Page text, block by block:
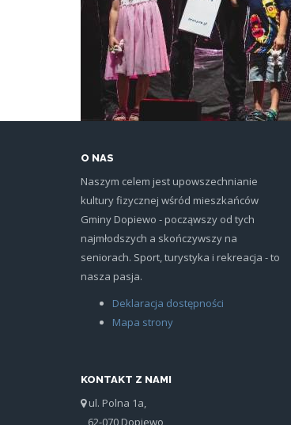
O NAS
Naszym celem jest upowszechnianie
kultury fizycznej wśród mieszkańców
Gminy Dopiewo - począwszy od tych
najmłodszych a skończywszy na
seniorach. Sport, turystyka i rekreacja - to
nasza pasja.
Deklaracja dostępności
Mapa strony
KONTAKT Z NAMI
ul. Polna 1a,
62-070 Dopiewo